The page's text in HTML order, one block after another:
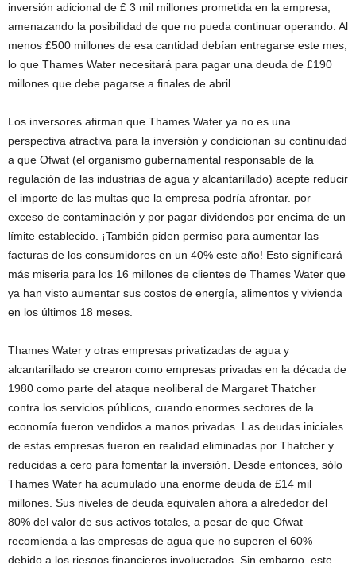
inversión adicional de £ 3 mil millones prometida en la empresa,
amenazando la posibilidad de que no pueda continuar operando. Al
menos £500 millones de esa cantidad debían entregarse este mes,
lo que Thames Water necesitará para pagar una deuda de £190
millones que debe pagarse a finales de abril.
Los inversores afirman que Thames Water ya no es una
perspectiva atractiva para la inversión y condicionan su continuidad
a que Ofwat (el organismo gubernamental responsable de la
regulación de las industrias de agua y alcantarillado) acepte reducir
el importe de las multas que la empresa podría afrontar. por
exceso de contaminación y por pagar dividendos por encima de un
límite establecido. ¡También piden permiso para aumentar las
facturas de los consumidores en un 40% este año! Esto significará
más miseria para los 16 millones de clientes de Thames Water que
ya han visto aumentar sus costos de energía, alimentos y vivienda
en los últimos 18 meses.
Thames Water y otras empresas privatizadas de agua y
alcantarillado se crearon como empresas privadas en la década de
1980 como parte del ataque neoliberal de Margaret Thatcher
contra los servicios públicos, cuando enormes sectores de la
economía fueron vendidos a manos privadas. Las deudas iniciales
de estas empresas fueron en realidad eliminadas por Thatcher y
reducidas a cero para fomentar la inversión. Desde entonces, sólo
Thames Water ha acumulado una enorme deuda de £14 mil
millones. Sus niveles de deuda equivalen ahora a alrededor del
80% del valor de sus activos totales, a pesar de que Ofwat
recomienda a las empresas de agua que no superen el 60%
debido a los riesgos financieros involucrados. Sin embargo, este